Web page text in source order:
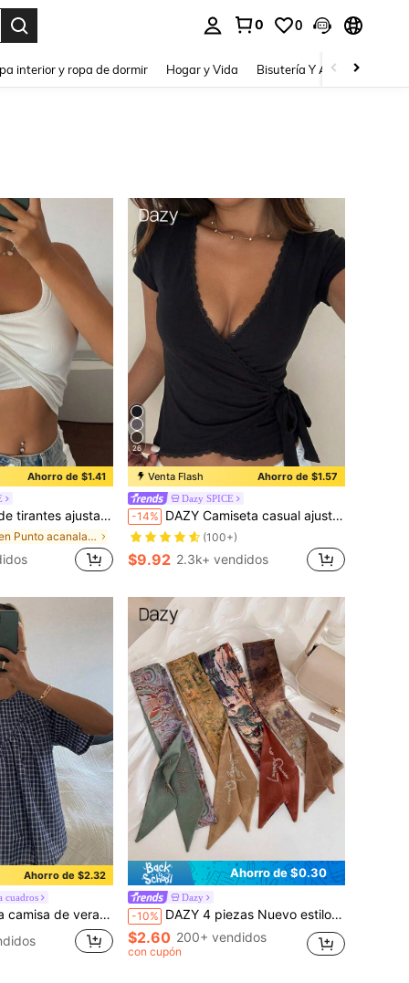
0 0
interior y ropa de dormir Hogar y Vida Bisutería Y Accesorios
Ahorro de $1.41
de unicolor para vacaciones de verano
en Punto acanalado Tops, blusas y camisetas de muj
26
Venta Flash Ahorro de $1.57
Dazy SPICE
-14% DAZY Camiseta casual ajustada de mujer con cintura ceñida, empalme de contraste y ribete de encaje, estilo resort & street, primavera & verano Y2K vacaciones
(100+)
$9.92 2.3k+ vendidos
Ahorro de $2.32
cuadros
con cuello redondo, manga corta, holgada y plisada de unicolor para mujer
Ahorro de $0.30
Dazy
-10% DAZY 4 piezas Nuevo estilo chino Pañuelo retro estampado, Elegante casual para uso diario, citas, viajes, regalo versátil Diadema turbante, Diadema deportiva, Accesorios para el cabello de otoño e invierno para mujer para atuendos de vacaciones
$2.60 200+ vendidos
con cupón